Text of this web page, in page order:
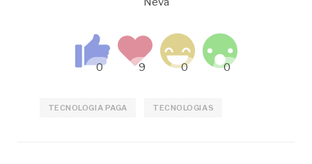
TECNOLOGIA PAGA TECNOLOGIAS